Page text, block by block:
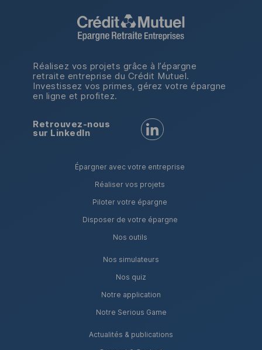
Réalisez vos projets grâce à l’épargne
retraite entreprise du Crédit Mutuel.
Investissez vos primes, gérez votre épargne
en ligne et profitez.
Retrouvez-nous
sur LinkedIn Retrouvez-nous sur
Épargner avec votre entreprise
Réaliser vos projets
Piloter votre épargne
Disposer de votre épargne
Nos outils
Nos simulateurs
Nos quiz
Notre application
Notre Serious Game
Actualités & publications